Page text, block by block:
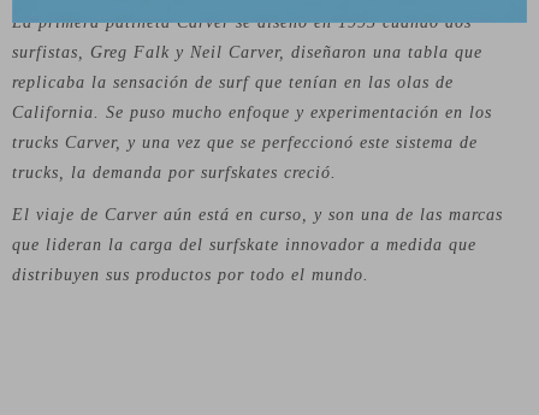
La primera patineta Carver se diseñó en 1995 cuando dos
surfistas, Greg Falk y Neil Carver, diseñaron una tabla que
replicaba la sensación de surf que tenían en las olas de
California. Se puso mucho enfoque y experimentación en los
trucks Carver, y una vez que se perfeccionó este sistema de
trucks, la demanda por surfskates creció.
El viaje de Carver aún está en curso, y son una de las marcas
que lideran la carga del surfskate innovador a medida que
distribuyen sus productos por todo el mundo.